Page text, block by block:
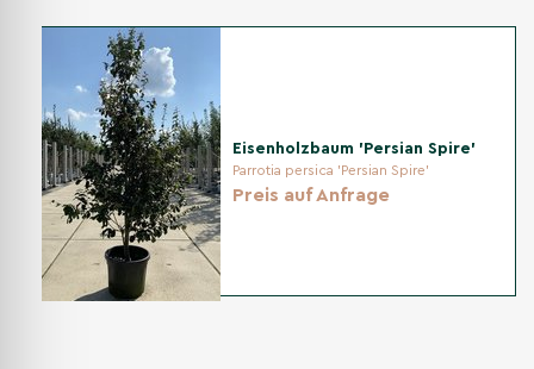
Pflanzabstand
Entsprechend der späteren Breite von ca. 4–7 m einen
Mindestabstand von 4–5 m zu Wegen, Mauern oder
Nachbarpflanzen einplanen.
Bewässerung
In den ersten Wochen gleichmäßig feucht halten
Eisenholzbaum 'Persian Spire'
Parrotia persica 'Persian Spire'
Preis auf Anfrage